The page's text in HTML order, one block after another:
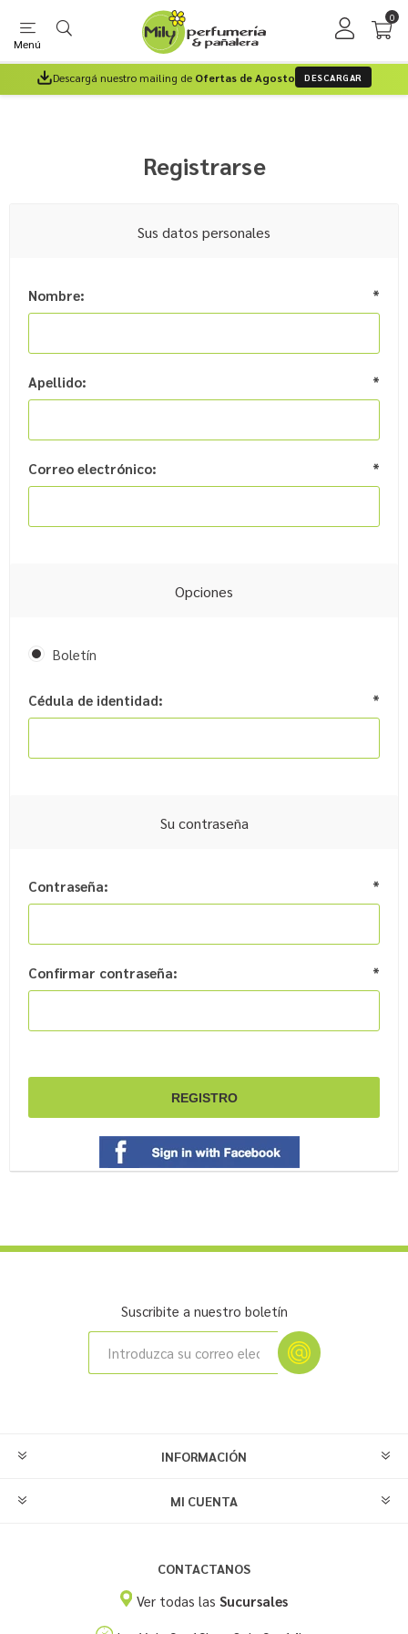
Menú
0
Descargá nuestro mailing de Ofertas de Agosto DESCARGAR
Registrarse
Sus datos personales
Nombre: *
Apellido: *
Correo electrónico: *
Opciones
Boletín
Cédula de identidad: *
Su contraseña
Contraseña: *
Confirmar contraseña: *
Suscribite a nuestro boletín
INFORMACIÓN
MI CUENTA
CONTACTANOS
Ver todas lasSucursales